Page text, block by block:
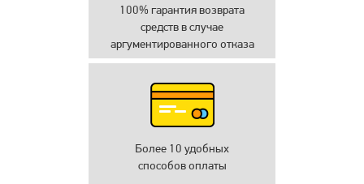
100% гарантия возврата
средств в случае
аргументированного отказа
Более 10 удобных
способов оплаты